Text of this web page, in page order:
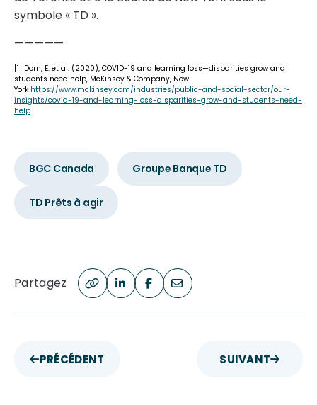
symbole « TD ».
—————
[1] Dorn, E. et al. (2020), COVID-19 and learning loss—disparities grow and
students need help, McKinsey & Company, New
York https://www.mckinsey.com/industries/public-and-social-sector/our-
insights/covid-19-and-learning-loss-disparities-grow-and-students-need-
help
BGC Canada Groupe Banque TD
TD Prêts à agir
Partagez
PRÉCÉDENT SUIVANT